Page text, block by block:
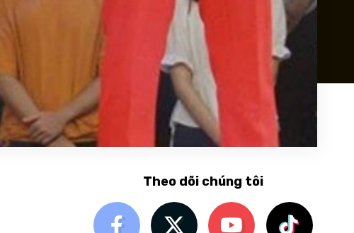
Theo dõi chúng tôi